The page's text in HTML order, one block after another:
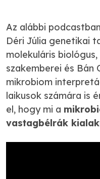
Az alábbi
Déri Júlia genetikai
molekuláris biológus,
szakemberei és Bán
mikrobiom
laikusok számára is
el, hogy mi a
vastagbélrák